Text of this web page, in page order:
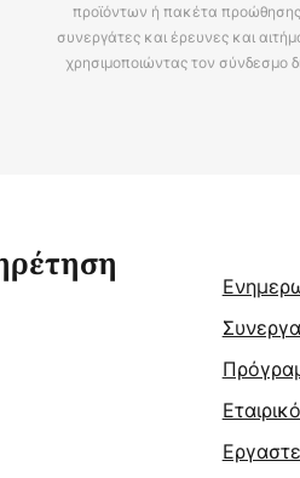
προϊόντων ή πακέτα
συνεργάτες και έρευνες και
χρησιμοποιώντας τον σύνδεσμο